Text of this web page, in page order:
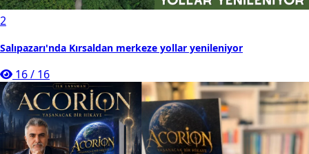
2
Salıpazarı'nda Kırsaldan merkeze yollar yenileniyor
16/ 16